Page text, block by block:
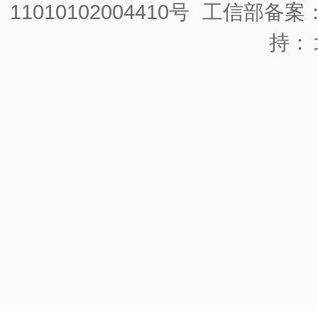
11010102004410号 工信部备案
持：